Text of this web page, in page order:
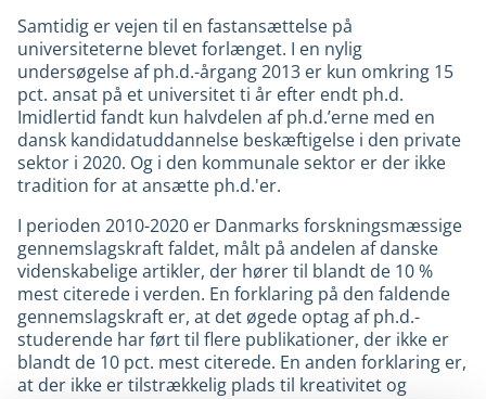
Samtidig er vejen til en fastansættelse på
universiteterne blevet forlænget. I en nylig
undersøgelse af ph.d.-årgang 2013 er kun omkring 15
pct. ansat på et universitet ti år efter endt ph.d.
Imidlertid fandt kun halvdelen af ph.d.’erne med en
dansk kandidatuddannelse beskæftigelse i den private
sektor i 2020. Og i den kommunale sektor er der ikke
tradition for at ansætte ph.d.'er.
I perioden 2010-2020 er Danmarks forskningsmæssige
gennemslagskraft faldet, målt på andelen af danske
videnskabelige artikler, der hører til blandt de 10 %
mest citerede i verden. En forklaring på den faldende
gennemslagskraft er, at det øgede optag af ph.d.-
studerende har ført til flere publikationer, der ikke er
blandt de 10 pct. mest citerede. En anden forklaring er,
at der ikke er tilstrækkelig plads til kreativitet og